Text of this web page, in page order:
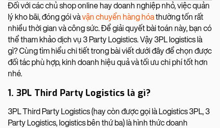
Đối với các chủ shop online hay doanh nghiệp nhỏ, việc quản
lý kho bãi, đóng gói vàvận chuyển hàng hóathường tốn rất
nhiều thời gian và công sức. Để giải quyết bài toán này, bạn có
thể tham khảo dịch vụ 3 Party Logistics. Vậy 3PL logistics là
gì? Cùng tìm hiểu chi tiết trong bài viết dưới đây để chọn được
đối tác phù hợp, kinh doanh hiệu quả và tối ưu chi phí tốt hơn
nhé.
1. 3PL Third Party Logistics là gì?
3PL Third Party Logistics (hay còn được gọi là Logistics 3PL, 3
Party Logistics, logistics bên thứ ba) là hình thức doanh